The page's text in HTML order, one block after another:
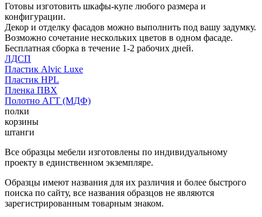
Готовы изготовить шкафы-купе любого размера и
конфигурации.
Декор и отделку фасадов можно выполнить под вашу задумку.
Возможно сочетание нескольких цветов в одном фасаде.
Бесплатная сборка в течение 1-2 рабочих дней.
ЛДСП
Пластик Alvic Luxe
Пластик HPL
Пленка ПВХ
Полотно АГТ (МДФ)
полки
корзины
штанги
Все образцы мебели изготовлены по индивидуальному
проекту в единственном экземпляре.
Образцы имеют названия для их различия и более быстрого
поиска по сайту, все названия образцов не являются
зарегистрированным товарным знаком.